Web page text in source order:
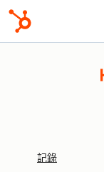
記錄